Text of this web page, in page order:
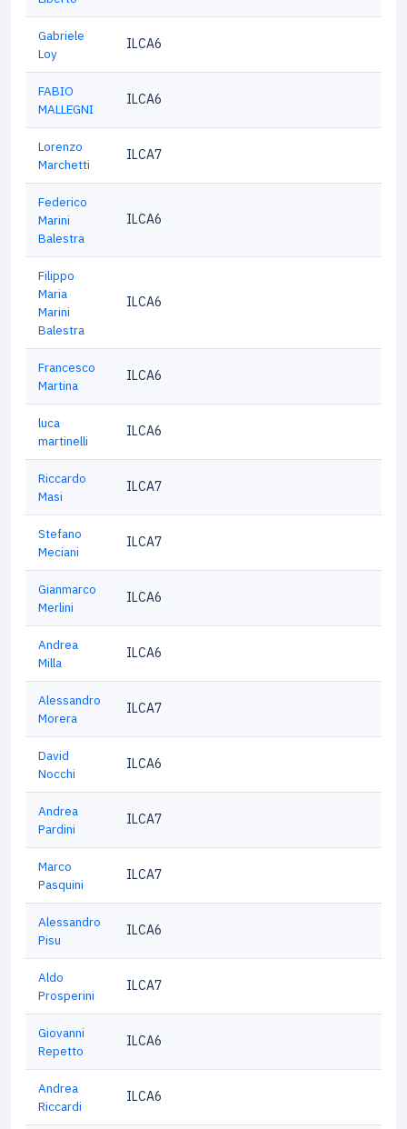
Gabriele
Loy
ILCA6
FABIO
MALLEGNI
ILCA6
Lorenzo
Marchetti
ILCA7
Federico
Marini
Balestra
ILCA6
Filippo
Maria
Marini
Balestra
ILCA6
Francesco
Martina
ILCA6
luca
martinelli
ILCA6
Riccardo
Masi
ILCA7
Stefano
Meciani
ILCA7
Gianmarco
Merlini
ILCA6
Andrea
Milla
ILCA6
Alessandro
Morera
ILCA7
David
Nocchi
ILCA6
Andrea
Pardini
ILCA7
Marco
Pasquini
ILCA7
Alessandro
Pisu
ILCA6
Aldo
Prosperini
ILCA7
Giovanni
Repetto
ILCA6
Andrea
Riccardi
ILCA6